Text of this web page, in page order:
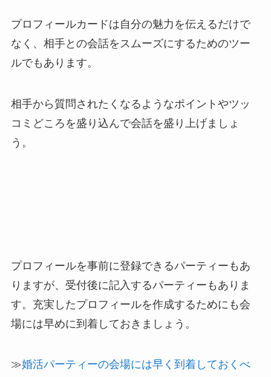
プロフィールカードは自分の魅力を伝えるだけで
なく、相手との会話をスムーズにするためのツー
ルでもあります。
相手から質問されたくなるようなポイントやツッ
コミどころを盛り込んで会話を盛り上げましょ
う。
プロフィールを事前に登録できるパーティーもあ
りますが、受付後に記入するパーティーもありま
す。充実したプロフィールを作成するためにも会
場には早めに到着しておきましょう。
≫婚活パーティーの会場には早く到着しておくべ